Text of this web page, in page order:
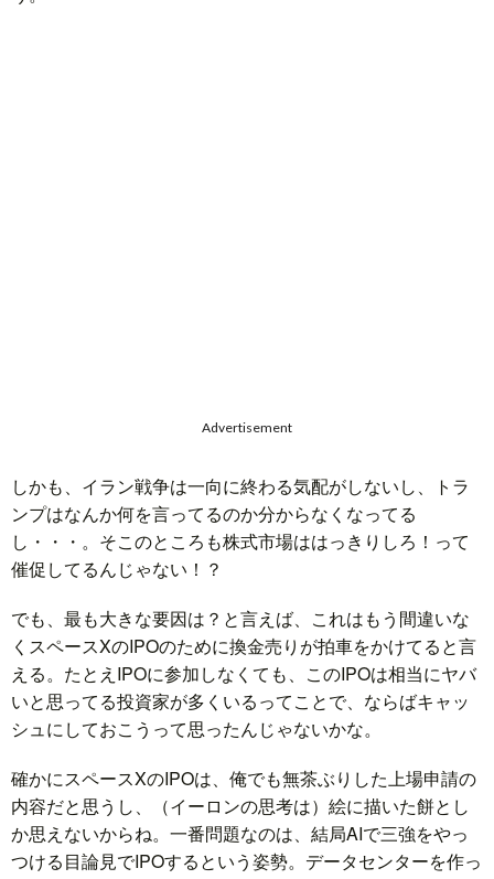
Advertisement
しかも、イラン戦争は一向に終わる気配がしないし、トラ
ンプはなんか何を言ってるのか分からなくなってる
し・・・。そこのところも株式市場ははっきりしろ！って
催促してるんじゃない！？
でも、最も大きな要因は？と言えば、これはもう間違いな
くスペースXのIPOのために換金売りが拍車をかけてると言
える。たとえIPOに参加しなくても、このIPOは相当にヤバ
いと思ってる投資家が多くいるってことで、ならばキャッ
シュにしておこうって思ったんじゃないかな。
確かにスペースXのIPOは、俺でも無茶ぶりした上場申請の
内容だと思うし、（イーロンの思考は）絵に描いた餅とし
か思えないからね。一番問題なのは、結局AIで三強をやっ
つける目論見でIPOするという姿勢。データセンターを作っ